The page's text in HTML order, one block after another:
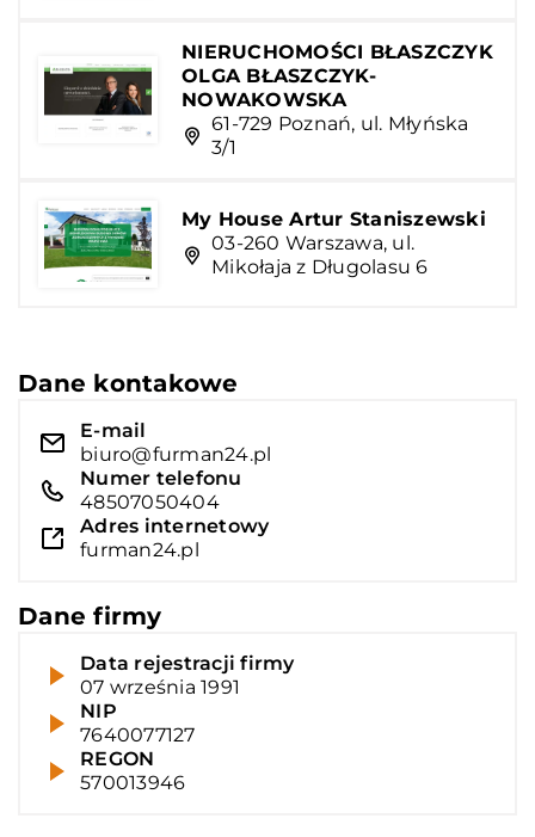
NIERUCHOMOŚCI BŁASZCZYK
OLGA BŁASZCZYK-
NOWAKOWSKA
61-729 Poznań, ul. Młyńska
3/1
My House Artur Staniszewski
03-260 Warszawa, ul.
Mikołaja z Długolasu 6
Dane kontakowe
E-mail
biuro@furman24.pl
Numer telefonu
48507050404
Adres internetowy
furman24.pl
Dane firmy
Data rejestracji firmy
07 września 1991
NIP
7640077127
REGON
570013946